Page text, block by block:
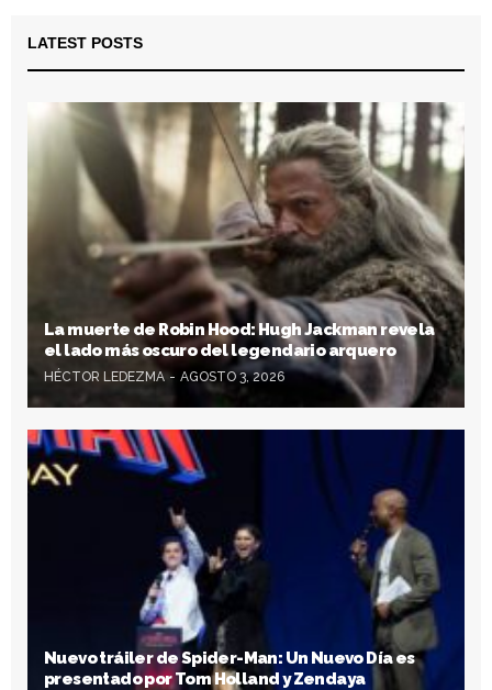
LATEST POSTS
La muerte de Robin Hood: Hugh Jackman revela
el lado más oscuro del legendario arquero
HÉCTOR LEDEZMA AGOSTO 3, 2026
Nuevo tráiler de Spider-Man: Un Nuevo Día es
presentado por Tom Holland y Zendaya